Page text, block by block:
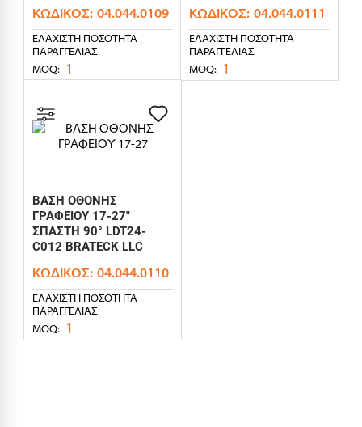
ΚΩΔΙΚΌΣ: 04.044.0109
ΕΛΆΧΙΣΤΗ ΠΟΣΌΤΗΤΑ
ΠΑΡΑΓΓΕΛΊΑΣ
MOQ: 1
ΚΩΔΙΚΌΣ: 04.044.0111
ΕΛΆΧΙΣΤΗ ΠΟΣΌΤΗΤΑ
ΠΑΡΑΓΓΕΛΊΑΣ
MOQ: 1
ΒΑΣΗ ΟΘΟΝΗΣ
ΓΡΑΦΕΙΟΥ 17-27"
ΣΠΑΣΤΗ 90° LDT24-
C012 BRATECK LLC
ΚΩΔΙΚΌΣ: 04.044.0110
ΕΛΆΧΙΣΤΗ ΠΟΣΌΤΗΤΑ
ΠΑΡΑΓΓΕΛΊΑΣ
MOQ: 1